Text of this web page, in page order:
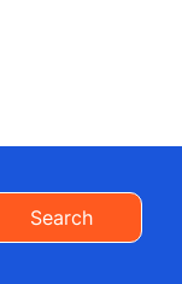
Search